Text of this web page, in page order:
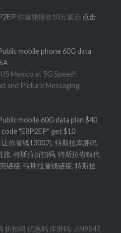
你就能接收10元返还 点击
mobile phone 60G data
Mexico at 5G Speed¹,
and Picture Messaging,
mobile 60G data plan $40
"E8P2EP" get $10
你省钱1300刀,特斯拉库胖码,
接,特斯拉折扣码,特斯拉省钱代
链接, 特斯拉省钱链接,特斯拉
扣码 优惠码 库胖码: JIN9547,